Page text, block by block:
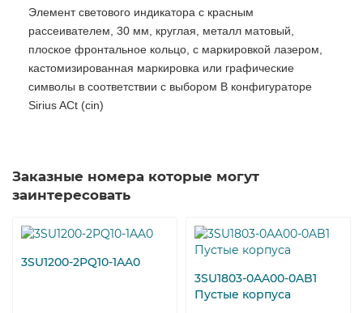
Элемент светового индикатора с красным
рассеивателем, 30 мм, круглая, металл матовый,
плоское фронтальное кольцо, с маркировкой лазером,
кастомизированная маркировка или графические
символы в соответствии с выбором В конфигураторе
Sirius ACt (cin)
Заказные номера которые могут
заинтересовать
3SU1200-2PQ10-1AA0
3SU1803-0AA00-0AB1
Пустые корпуса